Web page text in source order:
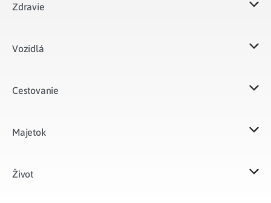
Zdravie
Vozidlá​
Cestovanie
Majetok​
Život​